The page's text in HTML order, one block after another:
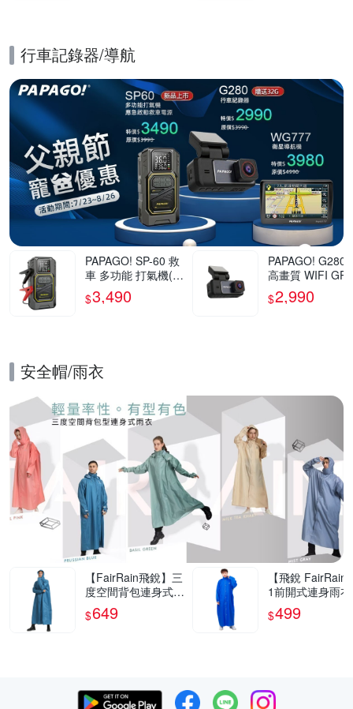
行車記錄器/導航
PAPAGO! SP-60 救
車 多功能 打氣機(救
急啟動/快速打氣/應
急照明)
$3,490
PAPAGO! G280
高畫質 WIFI
速提醒 行車紀錄
$2,990
安全帽/雨衣
【FairRain飛銳】三
度空間背包連身式雨
衣
$649
【飛銳 FairRain
1前開式連身雨衣
$499